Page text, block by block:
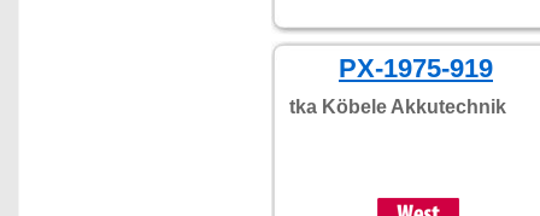
PX-1975-919
tka Köbele Akkutechnik